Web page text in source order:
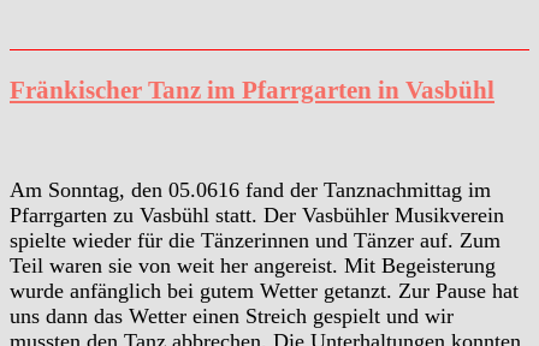
Fränkischer Tanz im Pfarrgarten in Vasbühl
Am Sonntag, den 05.0616 fand der Tanznachmittag im
Pfarrgarten zu Vasbühl statt. Der Vasbühler Musikverein
spielte wieder für die Tänzerinnen und Tänzer auf. Zum
Teil waren sie von weit her angereist. Mit Begeisterung
wurde anfänglich bei gutem Wetter getanzt. Zur Pause hat
uns dann das Wetter einen Streich gespielt und wir